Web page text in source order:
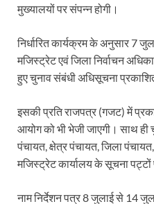
मुख्यालयों पर संपन्न होगी।
निर्धारित कार्यक्रम के अनुसार 7
मजिस्ट्रेट एवं जिला निर्वाचन
हुए चुनाव संबंधी अधिसूचना
इसकी प्रति राजपत्र (गजट) में
आयोग को भी भेजी जाएगी। साथ ही
पंचायत, क्षेत्र पंचायत, जिला
मजिस्ट्रेट कार्यालय के सूचना पट्टों
नाम निर्देशन पत्र 8 जुलाई से 14